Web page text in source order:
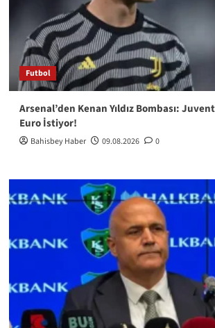
Futbol
Arsenal’den Kenan Yıldız Bombası:
Euro İstiyor!
Bahisbey Haber 09.08.2026 0